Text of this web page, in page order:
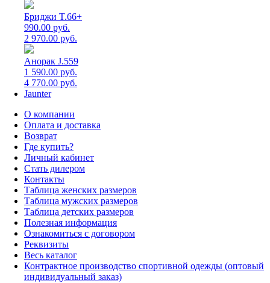
Бриджи T.66+
990.00 руб.
2 970.00 руб.
Анорак J.559
1 590.00 руб.
4 770.00 руб.
Jaunter
О компании
Оплата и доставка
Возврат
Где купить?
Личный кабинет
Стать дилером
Контакты
Таблица женских размеров
Таблица мужских размеров
Таблица детских размеров
Полезная информация
Ознакомиться с договором
Реквизиты
Весь каталог
Контрактное производство спортивной одежды (оптовый
индивидуальный заказ)